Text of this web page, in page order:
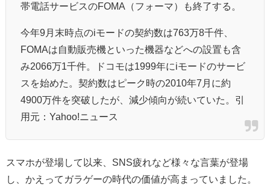
帯電話サービスのFOMA（フォーマ）も終了する。
今年9月末時点のiモードの契約数は763万8千件、
FOMAは自動販売機といった機器などへの設置も含
み2066万1千件。ドコモは1999年にiモードのサービ
スを始めた。契約数はピーク時の2010年7月に約
4900万件を突破したが、減少傾向が続いていた。引
用元：Yahoo!ニュース
スマホが登場して以来、SNS疲れなど様々な言葉が登場
し、かえってガラゲーの時代の価値が高まっていました。